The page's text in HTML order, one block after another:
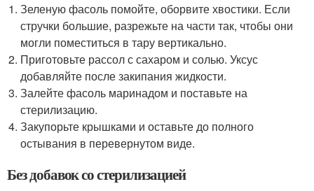
Зеленую фасоль помойте, оборвите хвостики. Если
стручки большие, разрежьте на части так, чтобы они
могли поместиться в тару вертикально.
Приготовьте рассол с сахаром и солью. Уксус
добавляйте после закипания жидкости.
Залейте фасоль маринадом и поставьте на
стерилизацию.
Закупорьте крышками и оставьте до полного
остывания в перевернутом виде.
Без добавок со стерилизацией